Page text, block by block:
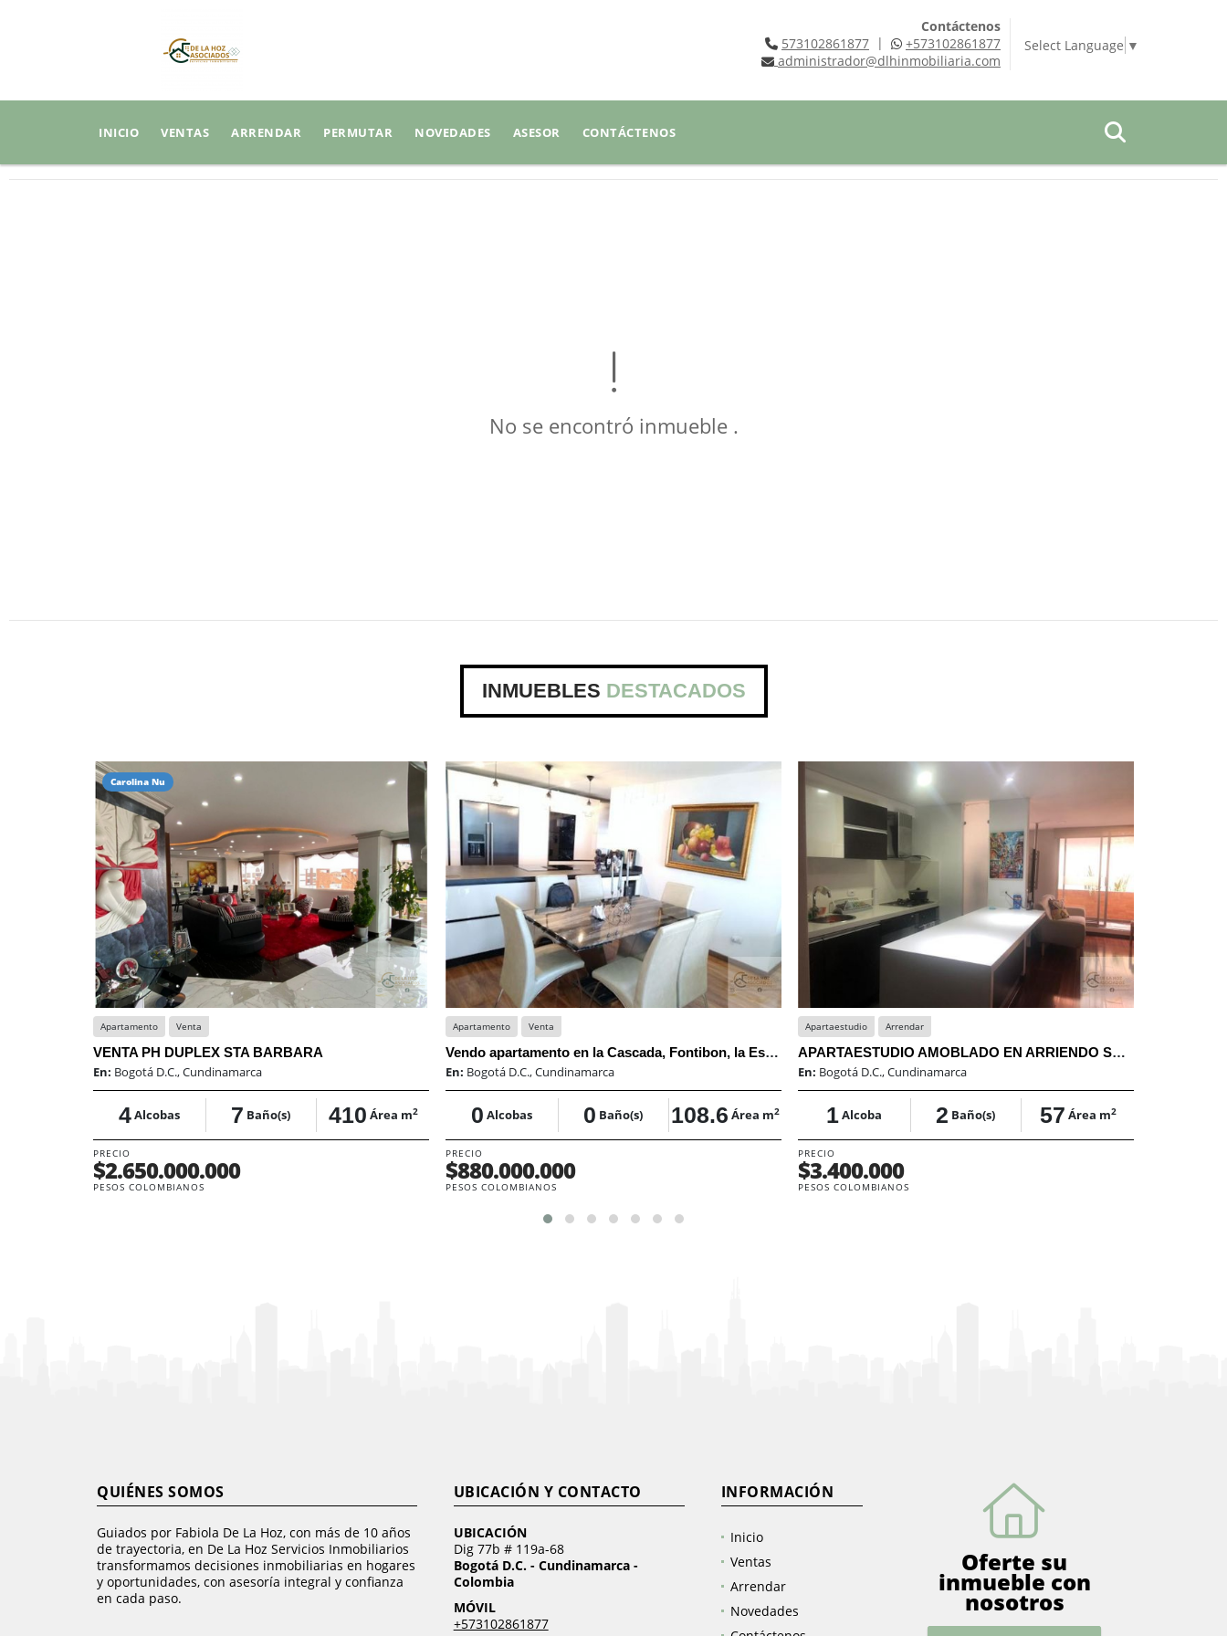
Contáctenos
573102861877|
+573102861877
administrador@dlhinmobiliaria.com
Select Language ▼
INICIO VENTAS ARRENDAR PERMUTAR NOVEDADES ASESOR CONTÁCTENOS
No se encontró inmueble .
INMUEBLES DESTACADOS
Carolina Nu
Apartamento Venta
VENTA PH DUPLEX STA BARBARA
En: Bogotá D.C., Cundinamarca
4Alcobas 7 Baño(s) 410 Área m2
PRECIO
$2.650.000.000
PESOS COLOMBIANOS
Apartamento Venta
Vendo apartamento en la Cascada, Fontibon, la Esperanza
En: Bogotá D.C., Cundinamarca
0 Alcobas 0 Baño(s) 108.6 Área m2
PRECIO
$880.000.000
PESOS COLOMBIANOS
Apartaestudio Arrendar
APARTAESTUDIO AMOBLADO EN ARRIENDO SANTABARBARA
En: Bogotá D.C., Cundinamarca
1Alcoba 2 Baño(s) 57 Área m2
PRECIO
$3.400.000
PESOS COLOMBIANOS
QUIÉNES SOMOS
Guiados por Fabiola De La Hoz, con más de 10 años
de trayectoria, en De La Hoz Servicios Inmobiliarios
transformamos decisiones inmobiliarias en hogares
y oportunidades, con asesoría integral y confianza
en cada paso.
UBICACIÓN Y CONTACTO
UBICACIÓN
Dig 77b # 119a-68
Bogotá D.C. - Cundinamarca -
Colombia
MÓVIL
+573102861877
INFORMACIÓN
Inicio
Ventas
Arrendar
Novedades
Oferte su
inmueble con
nosotros